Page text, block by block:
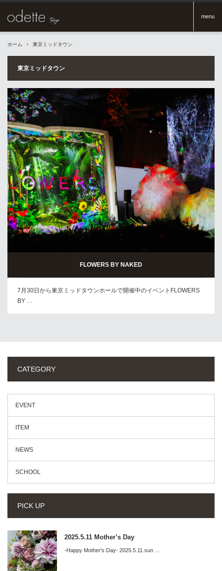
menu
ホーム 東京ミッドタウン
東京ミッドタウン
FLOWERS BY NAKED
7月30日から東京ミッドタウンホールで開催中のイベントFLOWERS
BY …
CATEGORY
EVENT
ITEM
NEWS
SCHOOL
PICK UP
2025.5.11 Mother’s Day
-Happy Mother's Day- 2025.5.11.sun …